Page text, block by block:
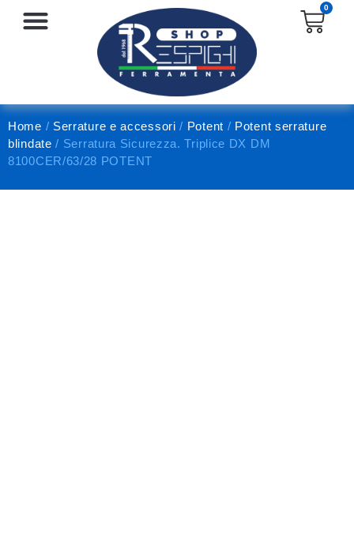
0
Home / Serrature e accessori / Potent / Potent serrature
blindate / Serratura Sicurezza. Triplice DX DM
8100CER/63/28 POTENT